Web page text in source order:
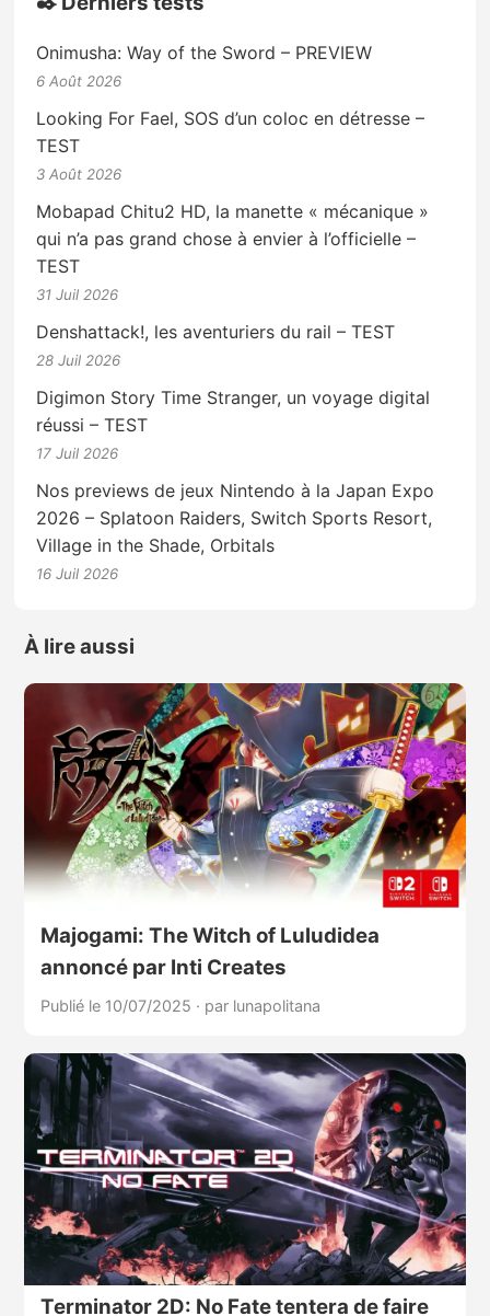
Onimusha: Way of the Sword – PREVIEW
6 Août 2026
Looking For Fael, SOS d’un coloc en détresse –
TEST
3 Août 2026
Mobapad Chitu2 HD, la manette « mécanique »
qui n’a pas grand chose à envier à l’officielle –
TEST
31 Juil 2026
Denshattack!, les aventuriers du rail – TEST
28 Juil 2026
Digimon Story Time Stranger, un voyage digital
réussi – TEST
17 Juil 2026
Nos previews de jeux Nintendo à la Japan Expo
2026 – Splatoon Raiders, Switch Sports Resort,
Village in the Shade, Orbitals
16 Juil 2026
À lire aussi
Majogami: The Witch of Luludidea
annoncé par Inti Creates
Publié le 10/07/2025 · par lunapolitana
Terminator 2D: No Fate tentera de faire